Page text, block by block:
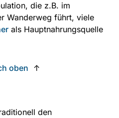
die z.B. im
Wanderweg führt, viele
als Hauptnahrungsquelle
oben ↑
den